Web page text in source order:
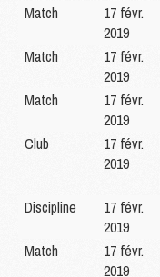
Match
17 févr.
2019
Match
17 févr.
2019
Match
17 févr.
2019
Club
17 févr.
2019
Discipline
17 févr.
2019
Match
17 févr.
2019